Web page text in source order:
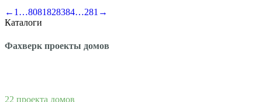
← 1 …8081828384…281 →
Каталоги
Фахверк проекты домов
22 проекта домов